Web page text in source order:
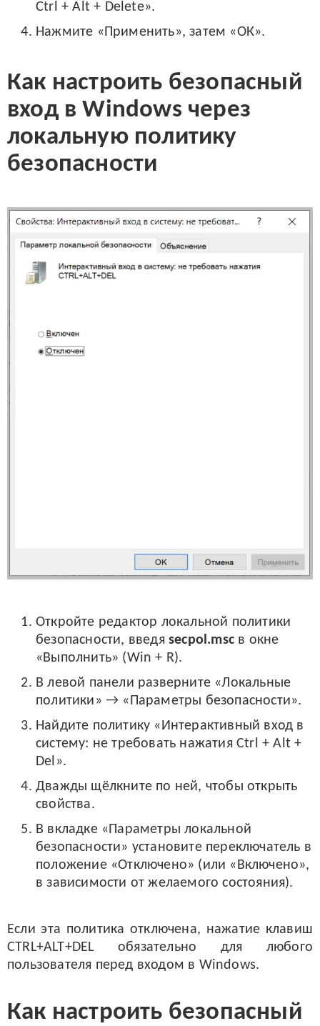
Ctrl + Alt + Delete».
Нажмите «Применить», затем «ОК».
Как настроить безопасный
вход в Windows через
локальную политику
безопасности
Откройте редактор локальной политики
безопасности, введя secpol.msc в окне
«Выполнить» (Win + R).
В левой панели разверните «Локальные
политики» → «Параметры безопасности».
Найдите политику «Интерактивный вход в
систему: не требовать нажатия Ctrl + Alt +
Del».
Дважды щёлкните по ней, чтобы открыть
свойства.
В вкладке «Параметры локальной
безопасности» установите переключатель в
положение «Отключено» (или «Включено»,
в зависимости от желаемого состояния).
Если эта политика отключена, нажатие клавиш
CTRL+ALT+DEL обязательно для любого
пользователя перед входом в Windows.
Как настроить безопасный